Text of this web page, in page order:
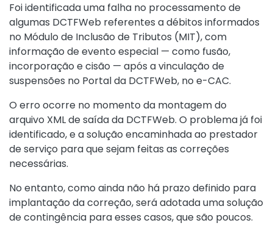
Foi identificada uma falha no processamento de
algumas DCTFWeb referentes a débitos informados
no Módulo de Inclusão de Tributos (MIT), com
informação de evento especial — como fusão,
incorporação e cisão — após a vinculação de
suspensões no Portal da DCTFWeb, no e-CAC.
O erro ocorre no momento da montagem do
arquivo XML de saída da DCTFWeb. O problema já foi
identificado, e a solução encaminhada ao prestador
de serviço para que sejam feitas as correções
necessárias.
No entanto, como ainda não há prazo definido para
implantação da correção, será adotada uma solução
de contingência para esses casos, que são poucos.